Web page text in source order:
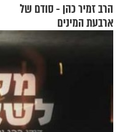
הרב זמיר כהן - סודם של
ארבעת המינים